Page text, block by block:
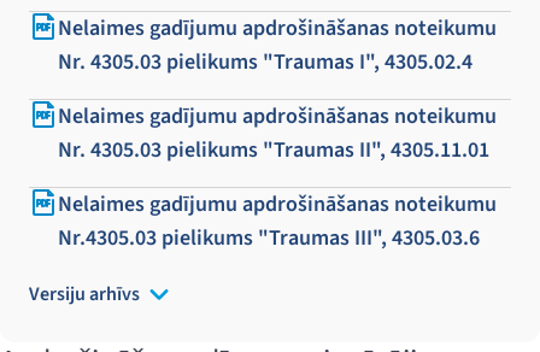
Nelaimes gadījumu apdrošināšanas noteikumu
Nr. 4305.03 pielikums "Traumas I", 4305.02.4
Nelaimes gadījumu apdrošināšanas noteikumu
Nr. 4305.03 pielikums "Traumas II", 4305.11.01
Nelaimes gadījumu apdrošināšanas noteikumu
Nr.4305.03 pielikums "Traumas III", 4305.03.6
Versiju arhīvs